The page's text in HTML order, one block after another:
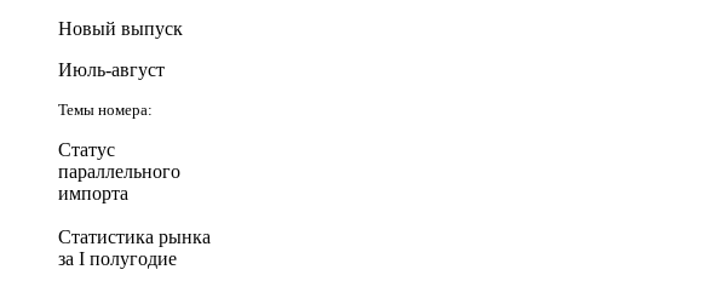
Новый выпуск
Июль-август
Темы номера:
Статус
параллельного
импорта
Статистика рынка
за I полугодие